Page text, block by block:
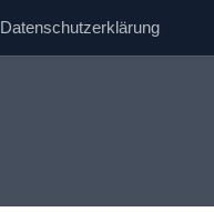
Datenschutzerklärung